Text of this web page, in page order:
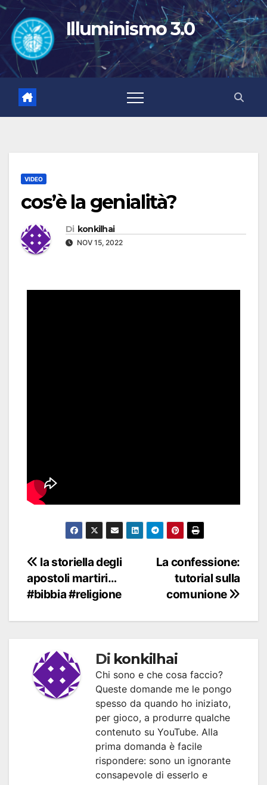
Salta
contenuto
Illuminismo 3.0
VIDEO
cos’è la genialità?
Di konkilhai
NOV 15, 2022
Navigazione
articoli
La confessione:
tutorial sulla
comunione
la storiella degli
apostoli martiri…
#bibbia #religione
Di konkilhai
Chi sono e che cosa faccio?
Queste domande me le pongo
spesso da quando ho iniziato,
per gioco, a produrre qualche
contenuto su YouTube. Alla
prima domanda è facile
rispondere: sono un ignorante
consapevole di esserlo e